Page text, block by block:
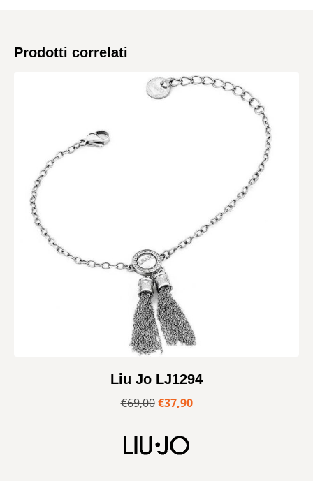
Prodotti correlati
Liu Jo LJ1294
€69,00 €37,90